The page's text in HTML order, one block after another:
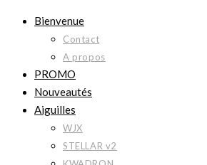
Bienvenue
Contact
A propos
PROMO
Nouveautés
Aiguilles
WJX
STELLAR v2